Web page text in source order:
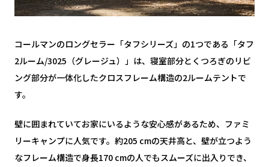
コールマンのロングセラー「タフシリーズ」の1つである「タフ
2ルーム/3025（グレージュ）」は、寝室部分とくつろぎのリビ
ング部分が一体化したクロスフレーム構造の2ルームテントで
す。
壁に囲まれていてお家にいるような安心感があるため、ファミ
リーキャンプに人気です。約205 cmの天井高と、壁が立つよう
なフレーム構造で身長170 cmの人でもスムーズに出入りでき、